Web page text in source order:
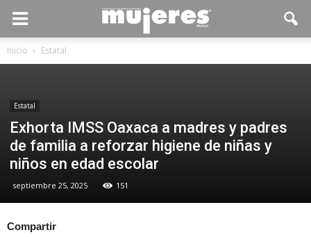
Inicio Estatal
Estatal
Exhorta IMSS Oaxaca a madres y padres
de familia a reforzar higiene de niñas y
niños en edad escolar
septiembre 25, 2025 151
Compartir